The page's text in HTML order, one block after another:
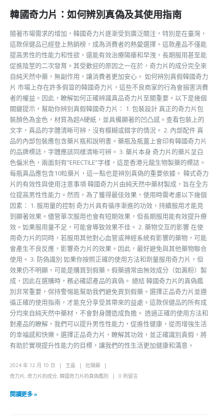
韓國奇力片：如何辨別真偽及其使用指南
隨著市場需求的增加，韓國奇力片逐漸受到廣泛關注，特別是在臺灣，
這款保健品已經登上熱銷榜，成為消費者的熱愛選擇。這款產品不僅能
提高男性的性能力和性欲，還能有效治療陽痿和早洩，長期服用甚至能
促進陰莖的二次發育。其受歡迎的原因之一在於，奇力片的成分完全來
自純天然中藥，無副作用，讓消費者更加安心。 如何辨別真假韓國奇力
片 市場上存在許多假冒的韓國奇力片，這些不良商家的行為會損害消費
者的權益。因此，瞭解如何正確辨識真品奇力片至關重要。以下是幾個
關鍵提示，幫助你辨別真假韓國奇力片： 1. 包裝設計 真正的奇力片包
裝顏色為金色，材質為超A硬紙，並具備顯著的凹凸感。查看包裝上的
文字，真品的字體清晰可辨，沒有模糊或錯字的情況。 2. 內部配件 真
品的內部包裝應包含藥片瓶和說明書。藥瓶及瓶蓋上會印有韓國奇力片
的品牌標誌，字體應該同樣清晰可辨。 3. 藥片本身 奇力片的藥片呈白
色偏米色，兩面刻有“ERECTILE”字樣，這是香港元龍生物製藥的標誌。
每瓶真品應包含10粒藥片，這一點也是辨別真偽的重要依據。 韓式奇力
片的有效性與使用注意事項 韓國奇力片由純天然中藥材製成，旨在全方
位提高男性性能力。然而，為了獲得最佳效果，使用時需考慮以下幾個
因素： 1. 服用量的控制 奇力片具有循序漸進的功效，持續服用才能見
到顯著效果。儘管單次服用也會有短期效果，但長期服用能有效提升療
效。如果服用量不足，可能會導致效果不佳。 2. 藥物交互的影響 在使
用奇力片的同時，若服用其他對心血管或神經系統有影響的藥物，可能
會產生不良反應，影響奇力片的效果。因此，最好避免與其他藥物聯合
使用。 3. 防偽識別 如果你按照正確的使用方法和劑量服用奇力片，但
效果仍不明顯，可能是購買到假藥。假藥通常由無效成分（如澱粉）製
成，因此在選購時，務必確認產品的真偽。 總結 韓國奇力片的真偽鑑
別非常重要，保持警惕能幫助我們避免買到假藥。選擇正品奇力片並遵
循正確的使用指南，才能充分享受其帶來的益處。這款保健品的所有成
分均來自純天然中藥材，不會對身體造成負擔。 透過正確的使用方法和
對產品的瞭解，我們可以提升男性性能力，促進性健康，從而增強生活
的幸福感和快樂。選擇正品奇力片，瞭解其功效，並正確識別真假，將
有助於實現提升性能力的目標，讓我們的性生活更加健康和滿意。
2024 年 12 月 10 日 王晶
壯陽藥
奇力片, 奇力片的成分, 韓國奇力片的真偽鑑別 0 則留言
閱讀更多 »